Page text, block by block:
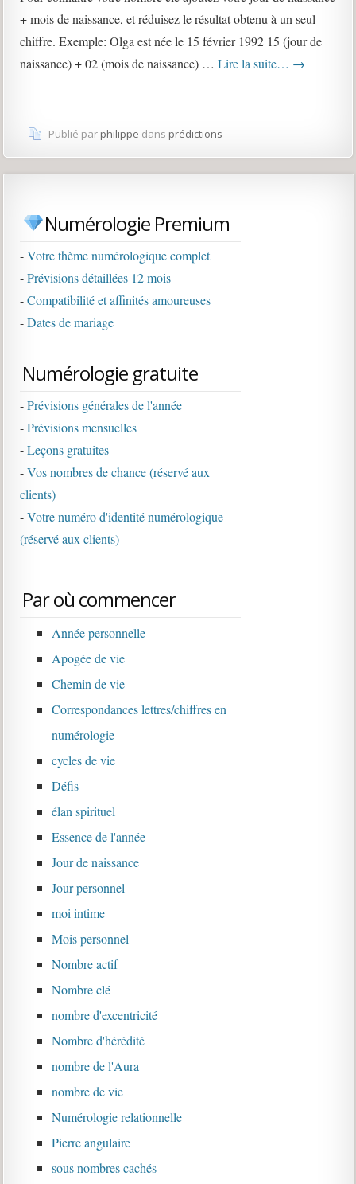
+ mois de naissance, et réduisez le résultat obtenu à un seul
chiffre. Exemple: Olga est née le 15 février 1992 15 (jour de
naissance) + 02 (mois de naissance) …Lire la suite… →
Publié parphilippe dansprédictions
Numérologie Premium
-Votre thème numérologique complet
-Prévisions détaillées 12 mois
-Compatibilité et affinités amoureuses
-Dates de mariage
Numérologie gratuite
-Prévisions générales de l'année
-Prévisions mensuelles
-Leçons gratuites
-Vos nombres de chance (réservé aux
clients)
-Votre numéro d'identité numérologique
(réservé aux clients)
Par où commencer
Année personnelle
Apogée de vie
Chemin de vie
Correspondances lettres/chiffres en
numérologie
cycles de vie
Défis
élan spirituel
Essence de l'année
Jour de naissance
Jour personnel
moi intime
Mois personnel
Nombre actif
Nombre clé
nombre d'excentricité
Nombre d'hérédité
nombre de l'Aura
nombre de vie
Numérologie relationnelle
Pierre angulaire
sous nombres cachés